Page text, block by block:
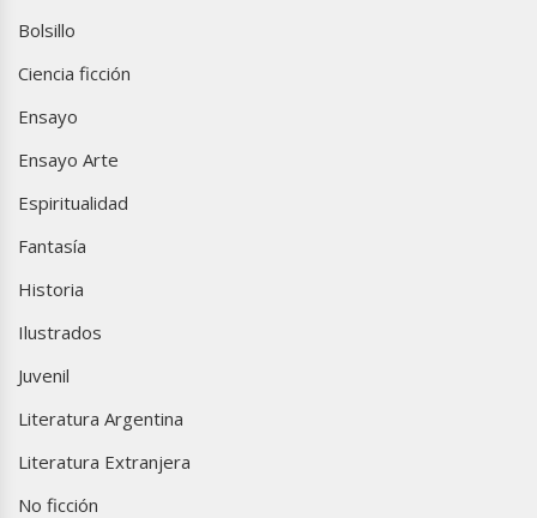
Bolsillo
Ciencia ficción
Ensayo
Ensayo Arte
Espiritualidad
Fantasía
Historia
Ilustrados
Juvenil
Literatura Argentina
Literatura Extranjera
No ficción